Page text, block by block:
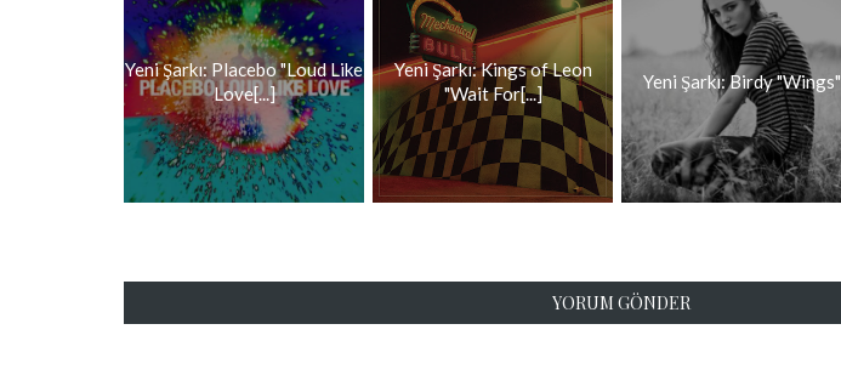
Yeni Şarkı: Placebo "Loud Like
Love[...]
Yeni Şarkı: Kings of Leon
"Wait For[...]
Yeni Şarkı: Birdy "Wings"
YORUM GÖNDER